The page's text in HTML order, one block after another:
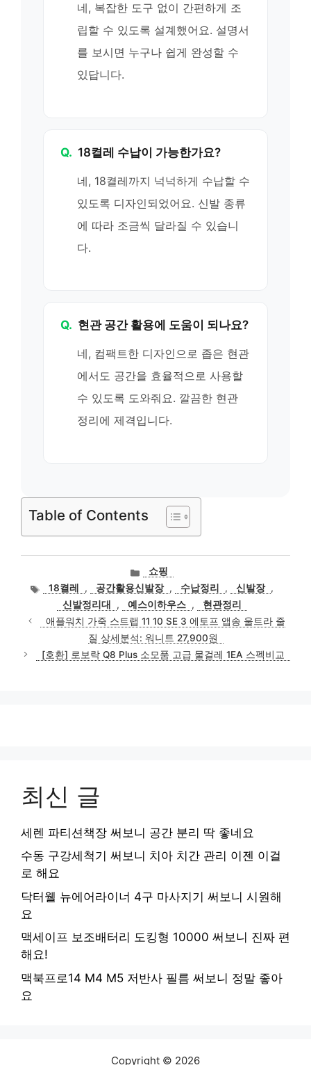
네, 복잡한 도구 없이 간편하게 조
립할 수 있도록 설계했어요. 설명서
를 보시면 누구나 쉽게 완성할 수
있답니다.
Q. 18켤레 수납이 가능한가요?
네, 18켤레까지 넉넉하게 수납할 수
있도록 디자인되었어요. 신발 종류
에 따라 조금씩 달라질 수 있습니
다.
Q. 현관 공간 활용에 도움이 되나요?
네, 컴팩트한 디자인으로 좁은 현관
에서도 공간을 효율적으로 사용할
수 있도록 도와줘요. 깔끔한 현관
정리에 제격입니다.
Table of Contents
카
테
고
리
쇼핑
태18켤레 , 공간활용신발장 , 수납정리 , 신발장 ,
신발정리대
, 예스이하우스 ,
현관정리
애플워치 가죽 스트랩 11 10 SE 3 에토프 앱송 울트라 줄
질 상세분석: 워니트 27,900원
[호환] 로보락 Q8 Plus 소모품 고급 물걸레 1EA 스펙비교
최신 글
세렌 파티션책장 써보니 공간 분리 딱 좋네요
수동 구강세척기 써보니 치아 치간 관리 이젠 이걸
로 해요
닥터웰 뉴에어라이너 4구 마사지기 써보니 시원해
요
맥세이프 보조배터리 도킹형 10000 써보니 진짜 편
해요!
맥북프로14 M4 M5 저반사 필름 써보니 정말 좋아
요
Copyright © 2026